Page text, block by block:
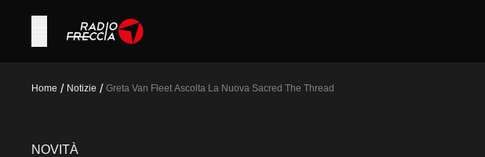
Home / Notizie / Greta Van Fleet Ascolta La Nuova Sacred The Thread
NOVITÀ